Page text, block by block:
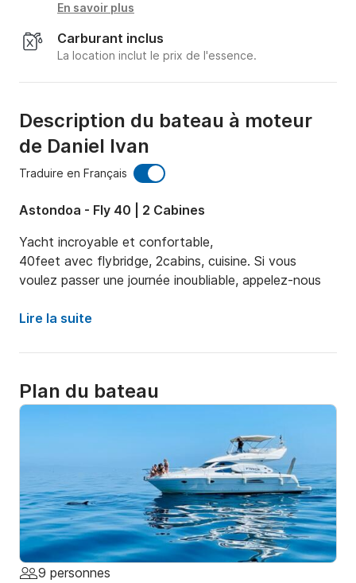
En savoir plus
Carburant inclus
La location inclut le prix de l'essence.
Description du bateau à moteur
de Daniel Ivan
Traduire en Français
Astondoa - Fly 40 | 2 Cabines
Yacht incroyable et confortable,
40feet avec flybridge, 2cabins, cuisine. Si vous
voulez passer une journée inoubliable, appelez-nous
Lire la suite
Plan du bateau
9 personnes